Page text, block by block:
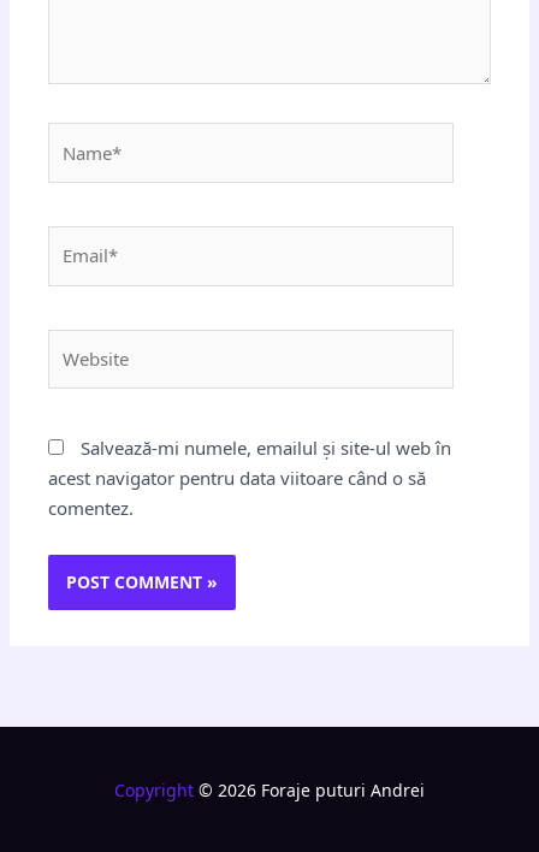
Salvează-mi numele, emailul și site-ul web în
acest navigator pentru data viitoare când o să
comentez.
Copyright © 2026 Foraje puturi Andrei